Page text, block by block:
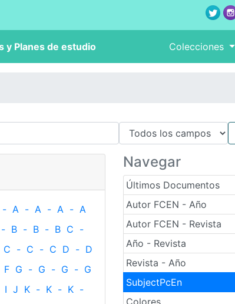
y Planes de estudio Colecciones
Navegar
Últimos Documentos
Autor FCEN - Año
Autor FCEN - Revista
Año - Revista
Revista - Año
SubjectPcEn
Colores
- A - A - A - A
- B - B - B C -
C - C - C D - D
F G - G - G - G
I J K - K - K -